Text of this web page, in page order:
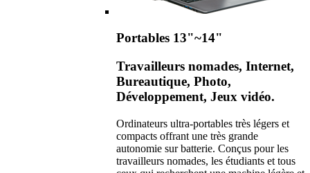
Portables 13"~14"
Travailleurs nomades, Internet,
Bureautique, Photo,
Développement, Jeux vidéo.
Ordinateurs ultra-portables très légers et
compacts offrant une très grande
autonomie sur batterie. Conçus pour les
travailleurs nomades, les étudiants et tous